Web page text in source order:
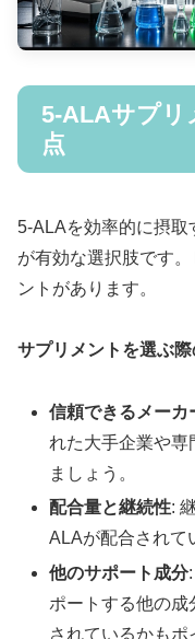
5-ALAサプリ
点
5-ALAを効率的に摂取
が有効な選択肢です
ントがあります。
サプリメントを選ぶ際
信頼できるメーカ
れた大手企業や
ましょう。
配合量と継続性:
ALAが配合されて
他のサポート成分
ポートする他の成
されているかもポ